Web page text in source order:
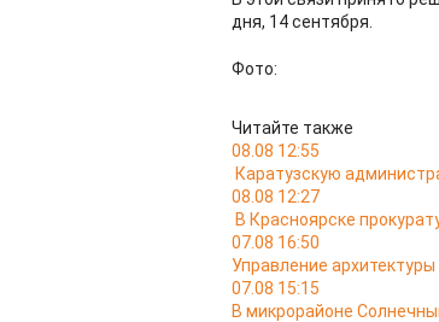
дня, 14 сентября.
Фото:
Читайте также
08.08 12:55
Каратузскую
08.08 12:27
В Красноярске
07.08 16:50
Управление
07.08 15:15
В микрорайоне